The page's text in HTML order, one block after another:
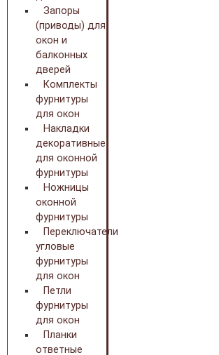
Запоры
(приводы) для
окон и
балконных
дверей
Комплекты
фурнитуры
для окон
Накладки
декоративные
для оконной
фурнитуры
Ножницы
оконной
фурнитуры
Переключатели
угловые
фурнитуры
для окон
Петли
фурнитуры
для окон
Планки
ответные